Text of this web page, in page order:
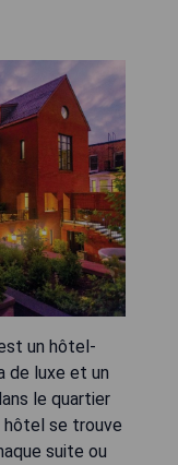
un hôtel-
de luxe et un
le quartier
hôtel se trouve
suite ou